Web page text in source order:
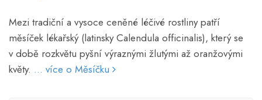
Mezi tradiční a vysoce ceněné léčivé rostliny patří
měsíček lékařský (latinsky Calendula officinalis), který se
v době rozkvětu pyšní výraznými žlutými až oranžovými
květy. ... více o Měsíčku